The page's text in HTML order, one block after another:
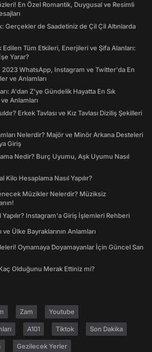
En Özel Romantik, Duygusal ve Resimli
Gerçekler de Saadetiniz de Çil Çil Altınlarda
Edilen Tüm Etkileri, Enerjileri ve Şifa Alanları:
Yarar?
2023 WhatsApp, Instagram ve Twitter'da En
ve Anlamları
A'dan Z'ye Gündelik Hayatta En Sık
Anlamları
Erkek Tavlası ve Kız Tavlası Diziliş Şekilleri
Nelerdir? Majör ve Minör Arkana Desteleri
Giriş
Nedir? Burç Uyumu, Aşk Uyumu Nasıl
Kilo Hesaplama Nasıl Yapılır?
Müzikler Nelerdir? Müziksiz
Yapılır? Instagram'a Giriş İşlemleri Rehberi
Ülke Bayraklarının Anlamları
Oynamaya Doyamayanlar İçin Güncel San
Olduğunu Merak Ettiniz mi?
Zam Youtube
A101 Tiktok Son Dakika
Gezilecek Yerler